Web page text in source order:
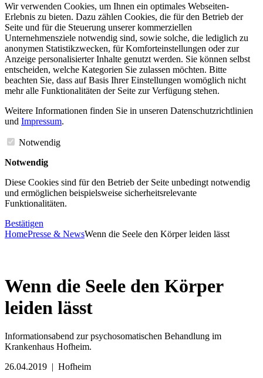
Wir verwenden Cookies, um Ihnen ein optimales Webseiten-
Erlebnis zu bieten. Dazu zählen Cookies, die für den Betrieb der
Seite und für die Steuerung unserer kommerziellen
Unternehmensziele notwendig sind, sowie solche, die lediglich zu
anonymen Statistikzwecken, für Komforteinstellungen oder zur
Anzeige personalisierter Inhalte genutzt werden. Sie können selbst
entscheiden, welche Kategorien Sie zulassen möchten. Bitte
beachten Sie, dass auf Basis Ihrer Einstellungen womöglich nicht
mehr alle Funktionalitäten der Seite zur Verfügung stehen.
Weitere Informationen finden Sie in unseren Datenschutzrichtlinien
und Impressum.
Notwendig
Notwendig
Diese Cookies sind für den Betrieb der Seite unbedingt notwendig
und ermöglichen beispielsweise sicherheitsrelevante
Funktionalitäten.
Bestätigen
HomePresse & NewsWenn die Seele den Körper leiden lässt
Wenn die Seele den Körper
leiden lässt
Informationsabend zur psychosomatischen Behandlung im
Krankenhaus Hofheim.
26.04.2019 | Hofheim